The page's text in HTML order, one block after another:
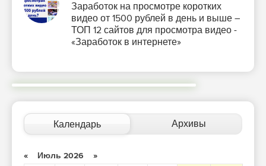
Заработок на просмотре коротких
видео от 1500 рублей в день и выше –
ТОП 12 сайтов для просмотра видео -
«Заработок в интернете»
Календарь Архивы
« Июль 2026 »